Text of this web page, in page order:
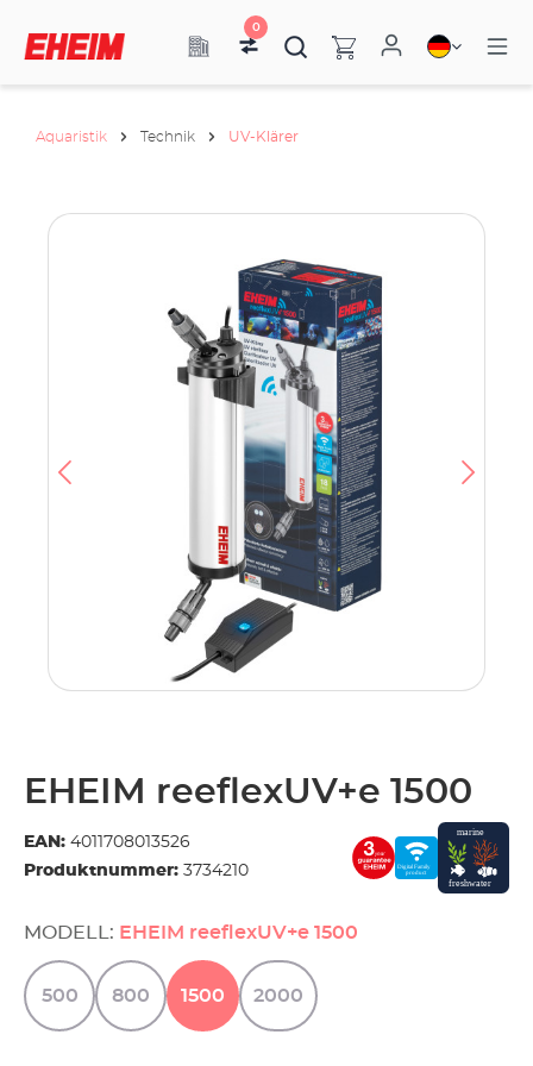
0
Aquaristik Technik UV-Klärer
EHEIM reeflexUV+e 1500
EAN: 4011708013526
Produktnummer: 3734210
MODELL: EHEIM reeflexUV+e 1500
500 800 1500 2000